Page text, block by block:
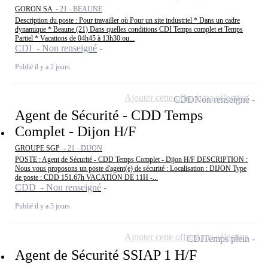
GORON SA - 21 - BEAUNE
Description du poste : Pour travailler où Pour un site industriel * Dans un cadre
dynamique * Beaune (21) Dans quelles conditions CDI Temps complet et Temps
Partiel * Vacations de 04h45 à 13h30 ou...
CDI - Non renseigné
Publié il y a 2 jours
Agent de Sécurité - CDD Temps
Complet - Dijon H/F
GROUPE SGP - 21 - DIJON
POSTE : Agent de Sécurité - CDD Temps Complet - Dijon H/F DESCRIPTION :
Nous vous proposons un poste d'agent(e) de sécurité : Localisation : DIJON Type
de poste : CDD 151.67h VACATION DE 11H -...
CDD - Non renseigné
Publié il y a 3 jours
CDDNon renseigné
Ajouter cette offre à ma sélection
Agent de Sécurité SSIAP 1 H/F
CDITemps plein
Ajouter cette offre à ma sélection